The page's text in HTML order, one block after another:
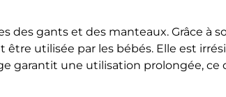
gants et des manteaux. Grâce à
utilisée par les bébés. Elle est
garantit une utilisation prolongée, ce